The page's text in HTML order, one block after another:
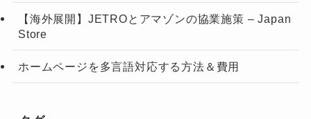
【海外展開】JETROとアマゾンの協業施策 – Japan
Store
ホームページを多言語対応する方法＆費用